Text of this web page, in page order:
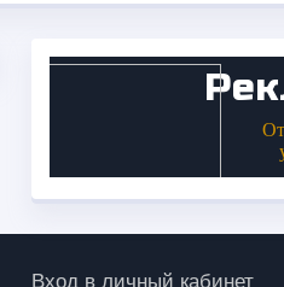
Вход в личный кабинет